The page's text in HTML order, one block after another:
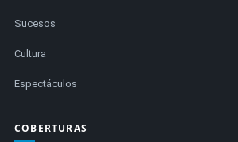
Sucesos
Cultura
Espectáculos
COBERTURAS